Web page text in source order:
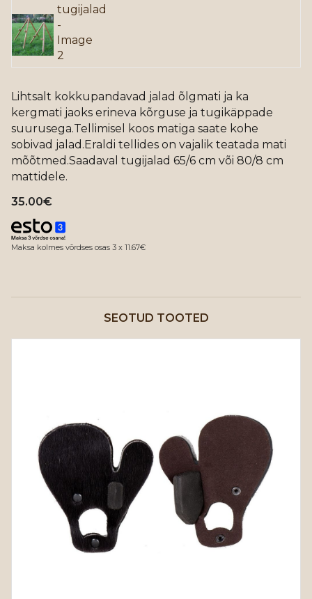
Lihtsalt kokkupandavad jalad õlgmati ja ka
kergmati jaoks erineva kõrguse ja tugikäppade
suurusega.Tellimisel koos matiga saate kohe
sobivad jalad.Eraldi tellides on vajalik teatada mati
mõõtmed.Saadaval tugijalad 65/6 cm või 80/8 cm
mattidele.
35.00€
Maksa kolmes võrdses osas 3 x 11.67€
SEOTUD TOOTED